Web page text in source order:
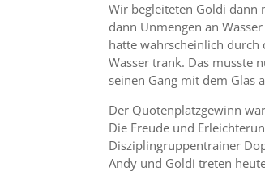
Wir begleiteten Goldi
dann Unmengen an
hatte wahrscheinlich durch
Wasser trank. Das musste
seinen Gang mit dem Glas
Der Quotenplatzgewinn
Die Freude und
Disziplingruppentrainer
Andy und Goldi treten